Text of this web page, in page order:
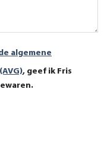
algemene
, geef ik Fris